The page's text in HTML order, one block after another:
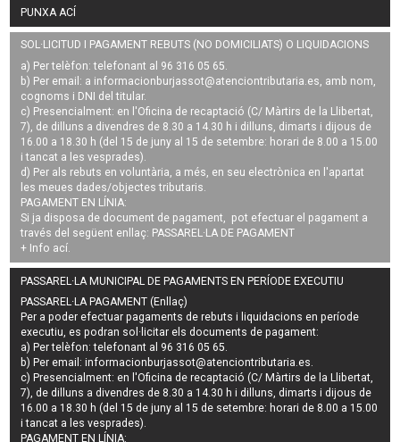
PUNXA ACÍ
SOL·LICITUD I PAGAMENT REBUTS (NO DOMICILIATS) O LIQUIDACIONS
a) Per telèfon: telefonant al 96 316 05 65.
b) Per email: a informacionburjassot@atenciontributaria.es, amb nom,
cognoms i DNI del titular.
c) Presencialment: en l'Oficina de recaptació (C/ Màrtirs de la Llibertat,
7), de dilluns a divendres de 8.30 a 14.30 h i dilluns, dimarts i dijous de
16.00 a 18.30 h (del 15 de juny al 15 de setembre: horari de 8.00 a 15.00
i tancat a les vesprades).
d) Per als rebuts en voluntària, a més, en seu electrònica en l'apartat
les meues dades/objectes tributaris.
PAGAMENT EN LÍNIA:
Si ja disposa de document de pagament, pot efectuar el pagament a
través del següent enllaç: PASSAREL·LA DE PAGAMENT
+ Info ací.
PASSAREL·LA MUNICIPAL DE PAGAMENTS EN PERÍODE EXECUTIU
PASSAREL·LA PAGAMENT (Enllaç)
Per a poder efectuar pagaments derebuts i liquidacions en període
executiu, es podran sol·licitar els documents de pagament:
a) Per telèfon: telefonant al 96 316 05 65.
b) Per email:informacionburjassot@atenciontributaria.es.
c) Presencialment: en l'Oficina de recaptació (C/ Màrtirs de la Llibertat,
7), de dilluns a divendres de 8.30 a 14.30 h i dilluns, dimarts i dijous de
16.00 a 18.30 h (del 15 de juny al 15 de setembre: horari de 8.00 a 15.00
i tancat a les vesprades).
PAGAMENT EN LÍNIA: